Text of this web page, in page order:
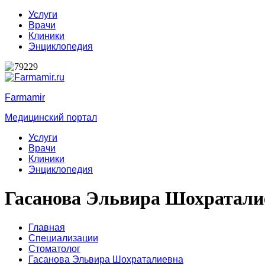
Услуги
Врачи
Клиники
Энциклопедия
Farmamir
Медицинский портал
Услуги
Врачи
Клиники
Энциклопедия
Гасанова Эльвира
Главная
Специализации
Стоматолог
Гасанова Эльвира Шохраталиевна